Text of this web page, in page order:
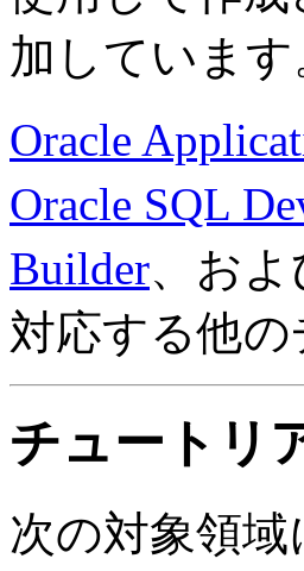
加しています
Oracle
Oracle SQL
Builder、およ
対応する他
チュートリ
次の対象領